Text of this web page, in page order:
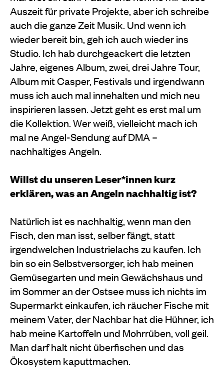
Auszeit für private Projekte, aber ich schreibe
auch die ganze Zeit Musik. Und wenn ich
wieder bereit bin, geh ich auch wieder ins
Studio. Ich hab durchgeackert die letzten
Jahre, eigenes Album, zwei, drei Jahre Tour,
Album mit Casper, Festivals und irgendwann
muss ich auch mal innehalten und mich neu
inspirieren lassen. Jetzt geht es erst mal um
die Kollektion. Wer weiß, vielleicht mach ich
mal ne Angel-Sendung auf DMA –
nachhaltiges Angeln.
Willst du unseren Leser*innen kurz
erklären, was an Angeln nachhaltig ist?
Natürlich ist es nachhaltig, wenn man den
Fisch, den man isst, selber fängt, statt
irgendwelchen Industrielachs zu kaufen. Ich
bin so einSelbstversorger, ich hab meinen
Gemüsegarten und mein Gewächshaus und
im Sommer an der Ostsee muss ich nichts im
Supermarkt einkaufen, ich räucher Fische mit
meinem Vater, der Nachbar hat die Hühner, ich
hab meine Kartoffeln und Mohrrüben, voll geil.
Man darf halt nicht überfischen und das
Ökosystem kaputtmachen.